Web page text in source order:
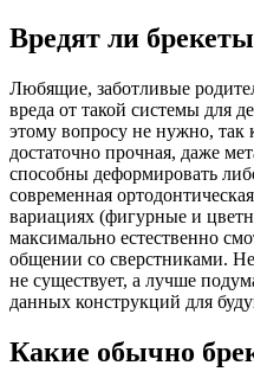
Вредят ли
Любящие, заботливые
вреда от такой системы для
этому вопросу не нужно, так
достаточно прочная, даже
способны деформировать
современная
вариациях (фигурные и
максимально естественно
общении со сверстниками.
не существует, а лучше
данных конструкций для
Какие обычно